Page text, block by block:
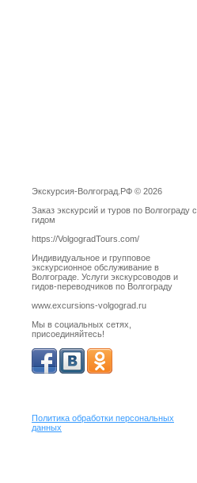
Экскурсия-Волгоград.РФ © 2026
Заказ экскурсий и туров по Волгограду с
гидом
https://VolgogradTours.com/
Индивидуальное и групповое
экскурсионное обслуживание в
Волгограде. Услуги экскурсоводов и
гидов-переводчиков по Волгограду
www.excursions-volgograd.ru
Мы в социальных сетях,
присоединяйтесь!
Политика обработки персональных
данных